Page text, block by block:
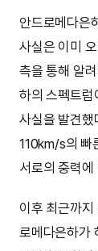
안드로메다은
사실은 이미
측을 통해 알
하의 스펙트럼
사실을 발견했
110km/s의 빠
서로의 중력
이후 최근까
로메다은하가